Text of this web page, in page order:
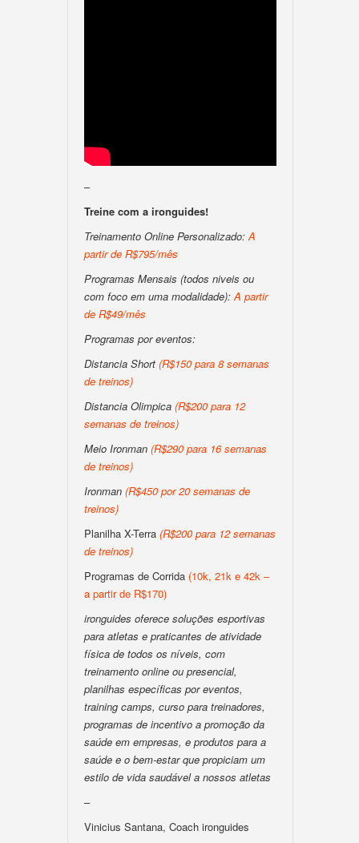
–
Treine com a ironguides!
Treinamento Online Personalizado:A
partir de R$795/mês
Programas Mensais (todos niveis ou
com foco em uma modalidade):A partir
de R$49/mês
Programas por eventos:
Distancia Short (R$150 para 8 semanas
de treinos)
Distancia Olimpica (R$200 para 12
semanas de treinos)
Meio Ironman (R$290 para 16 semanas
de treinos)
Ironman (R$450 por 20 semanas de
treinos)
Planilha X-Terra (R$200 para 12 semanas
de treinos)
Programas de Corrida (10k, 21k e 42k –
a partir de R$170)
ironguides oferece soluções esportivas
para atletas e praticantes de atividade
física de todos os níveis, com
treinamento online ou presencial,
planilhas específicas por eventos,
training camps, curso para treinadores,
programas de incentivo a promoção da
saúde em empresas, e produtos para a
saúde e o bem-estar que propiciam um
estilo de vida saudável a nossos atletas
–
Vinicius Santana, Coach ironguides